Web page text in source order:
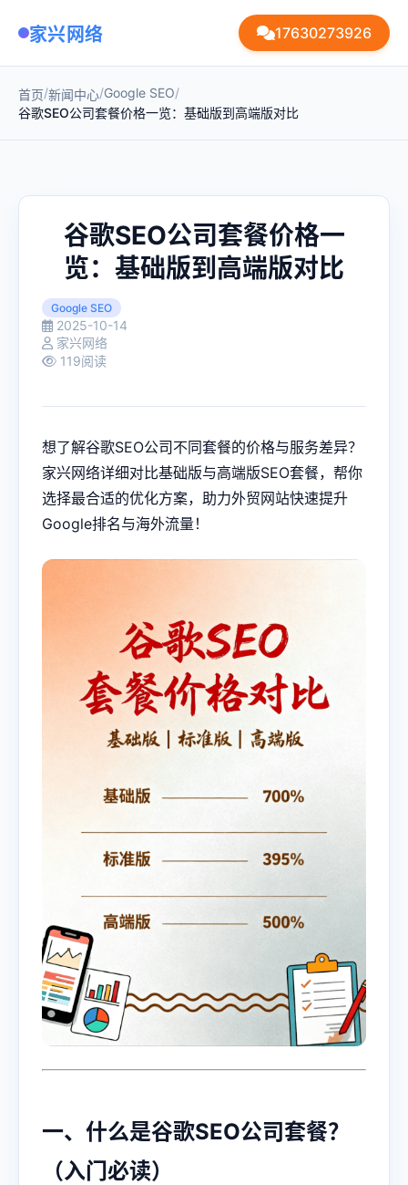
家兴网络 17630273926
首页/新闻中心/Google SEO/
谷歌SEO公司套餐价格一览：基础版到高端版对比
谷歌SEO公司套餐价格一
览：基础版到高端版对比
Google SEO
2025-10-14
家兴网络
119阅读
想了解谷歌SEO公司不同套餐的价格与服务差异？
家兴网络详细对比基础版与高端版SEO套餐，帮你
选择最合适的优化方案，助力外贸网站快速提升
Google排名与海外流量！
一、什么是谷歌SEO公司套餐？
（入门必读）